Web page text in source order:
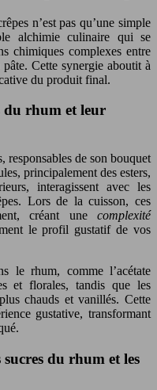
n’est pas qu’une simple
alchimie culinaire qui se
chimiques complexes entre
Cette synergie aboutit à
du produit final.
du rhum et leur
responsables de son bouquet
principalement des esters,
interagissent avec les
Lors de la cuisson, ces
créant une complexité
le profil gustatif de vos
le rhum, comme l’acétate
et florales, tandis que les
chauds et vanillés. Cette
gustative, transformant
du rhum et les